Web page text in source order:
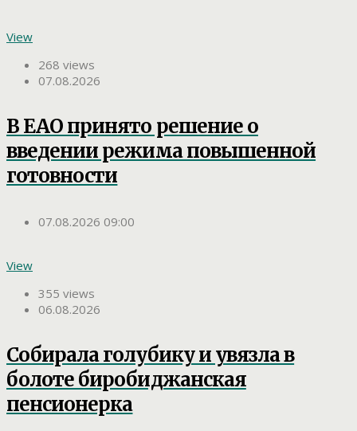
View
268 views
07.08.2026
В ЕАО принято решение о
введении режима повышенной
готовности
07.08.2026 09:00
View
355 views
06.08.2026
Собирала голубику и увязла в
болоте биробиджанская
пенсионерка